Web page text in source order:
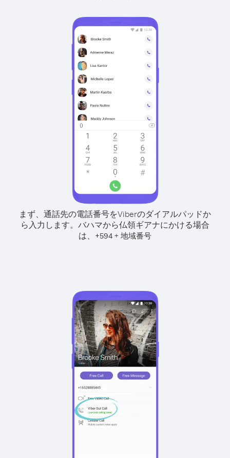
まず、通話先の電話番号をViberのダイアルパッドか
ら入力します。 バハマから仏領ギアナにかける場合
は、 +594 + 地域番号